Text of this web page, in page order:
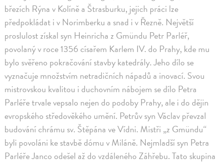
březích Rýna v Kolíně a Štrasburku, jejich práci lze
předpokládat i v Norimberku a snad i v Řezně. Největší
proslulost získal syn Heinricha z Gmündu Petr Parléř,
povolaný v roce 1356 císařem Karlem IV. do Prahy, kde mu
bylo svěřeno pokračování stavby katedrály. Jeho dílo se
vyznačuje množstvím netradičních nápadů a inovací. Svou
mistrovskou kvalitou i duchovním nábojem se dílo Petra
Parléře trvale vepsalo nejen do podoby Prahy, ale i do dějin
evropského středověkého umění. Petrův syn Václav převzal
budování chrámu sv. Štěpána ve Vídni. Mistři „z Gmündu“
byli povoláni ke stavbě dómu v Miláně. Nejmladší syn Petra
Parléře Janco odešel až do vzdáleného Záhřebu. Tato skupina